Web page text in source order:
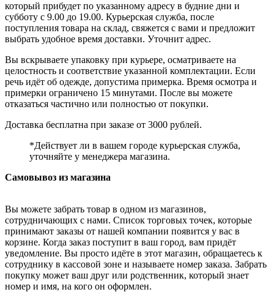
который прибудет по указанному адресу в будние дни и
субботу с 9.00 до 19.00. Курьерская служба, после
поступления товара на склад, свяжется с вами и предложит
выбрать удобное время доставки. Уточнит адрес.
Вы вскрываете упаковку при курьере, осматриваете на
целостность и соответствие указанной комплектации. Если
речь идёт об одежде, допустима примерка. Время осмотра и
примерки ограничено 15 минутами. После вы можете
отказаться частично или полностью от покупки.
Доставка бесплатна при заказе от 3000 рублей.
*Действует ли в вашем городе курьерская служба,
уточняйте у менеджера магазина.
Самовывоз из магазина
Вы можете забрать товар в одном из магазинов,
сотрудничающих с нами. Список торговых точек, которые
принимают заказы от нашей компании появится у вас в
корзине. Когда заказ поступит в ваш город, вам придёт
уведомление. Вы просто идёте в этот магазин, обращаетесь к
сотруднику в кассовой зоне и называете номер заказа. Забрать
покупку может ваш друг или родственник, который знает
номер и имя, на кого он оформлен.